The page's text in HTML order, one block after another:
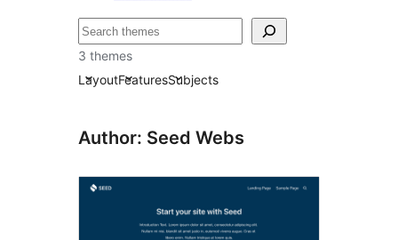
تلاش
3 themes
LayoutFeaturesSubjects
Author: Seed Webs